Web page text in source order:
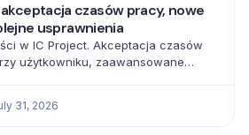
czasów pracy, nowe
usprawnienia
w IC Project. Akceptacja czasów
użytkowniku, zaawansowane
31, 2026